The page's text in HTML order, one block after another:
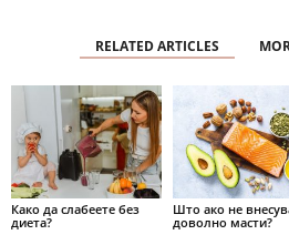
RELATED ARTICLES
Како да слабеете без
диета?
Што ако не
доволно масти?